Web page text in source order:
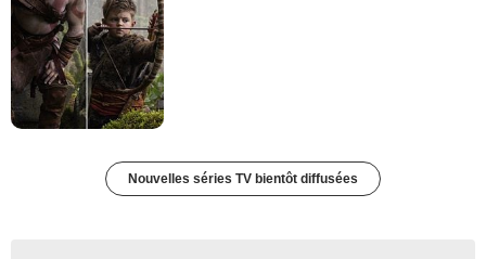
Nouvelles séries TV bientôt diffusées